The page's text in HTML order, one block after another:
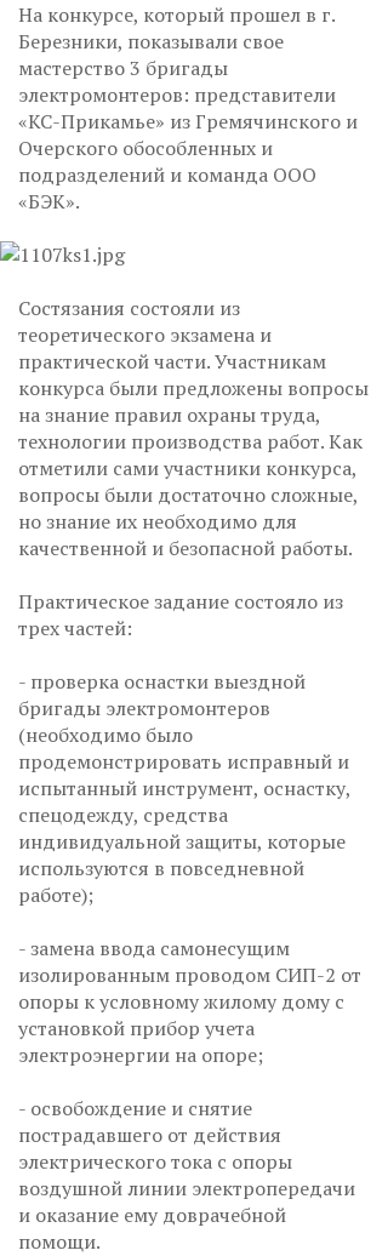
На конкурсе, который прошел в г.
Березники, показывали свое
мастерство 3 бригады
электромонтеров: представители
«КС-Прикамье» из Гремячинского и
Очерского обособленных и
подразделений и команда ООО
«БЭК».
Состязания состояли из
теоретического экзамена и
практической части. Участникам
конкурса были предложены вопросы
на знание правил охраны труда,
технологии производства работ. Как
отметили сами участники конкурса,
вопросы были достаточно сложные,
но знание их необходимо для
качественной и безопасной работы.
Практическое задание состояло из
трех частей:
- проверка оснастки выездной
бригады электромонтеров
(необходимо было
продемонстрировать исправный и
испытанный инструмент, оснастку,
спецодежду, средства
индивидуальной защиты, которые
используются в повседневной
работе);
- замена ввода самонесущим
изолированным проводом СИП-2 от
опоры к условному жилому дому с
установкой прибор учета
электроэнергии на опоре;
- освобождение и снятие
пострадавшего от действия
электрического тока с опоры
воздушной линии электропередачи
и оказание ему доврачебной
помощи.